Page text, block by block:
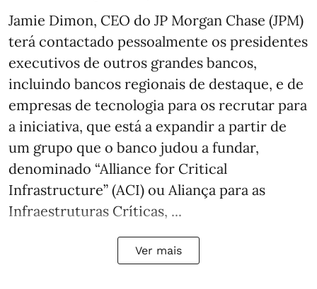
Jamie Dimon, CEO do JP Morgan Chase (JPM)
terá contactado pessoalmente os presidentes
executivos de outros grandes bancos,
incluindo bancos regionais de destaque, e de
empresas de tecnologia para os recrutar para
a iniciativa, que está a expandir a partir de
um grupo que o banco judou a fundar,
denominado “Alliance for Critical
Infrastructure” (ACI) ou Aliança para as
Infraestruturas Críticas, ...
Ver mais